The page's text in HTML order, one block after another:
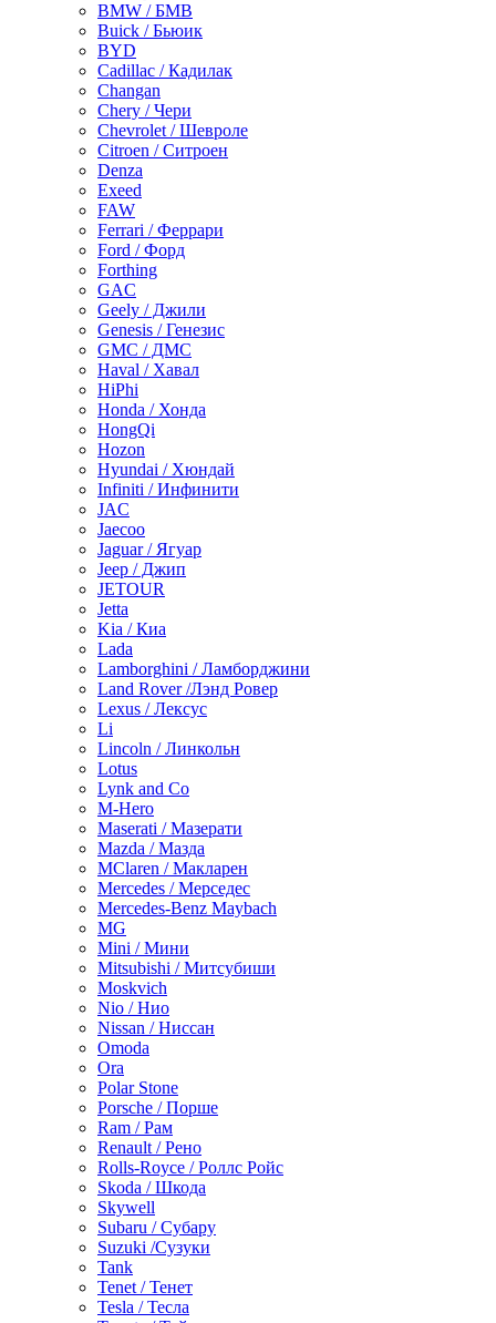
BMW / БМВ
Buick / Бьюик
BYD
Cadillac / Кадилак
Changan
Chery / Чери
Chevrolet / Шевроле
Citroen / Ситроен
Denza
Exeed
FAW
Ferrari / Феррари
Ford / Форд
Forthing
GAC
Geely / Джили
Genesis / Генезис
GMC / ДМС
Haval / Хавал
HiPhi
Honda / Хонда
HongQi
Hozon
Hyundai / Хюндай
Infiniti / Инфинити
JAC
Jaecoo
Jaguar / Ягуар
Jeep / Джип
JETOUR
Jetta
Kia / Киа
Lada
Lamborghini / Ламборджини
Land Rover /Лэнд Ровер
Lexus / Лексус
Li
Lincoln / Линкольн
Lotus
Lynk and Co
M-Hero
Maserati / Мазерати
Mazda / Мазда
MClaren / Макларен
Mercedes / Мерседес
Mercedes-Benz Maybach
MG
Mini / Мини
Mitsubishi / Митсубиши
Moskvich
Nio / Нио
Nissan / Ниссан
Omoda
Ora
Polar Stone
Porsche / Порше
Ram / Рам
Renault / Рено
Rolls-Royce / Роллс Ройс
Skoda / Шкода
Skywell
Subaru / Субару
Suzuki /Сузуки
Tank
Tenet / Тенет
Tesla / Тесла